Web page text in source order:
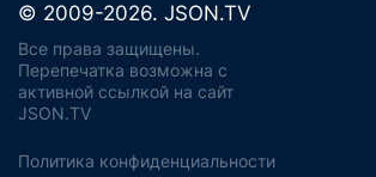
© 2009-2026. JSON.TV
Все права защищены.
Перепечатка возможна с
активной ссылкой на сайт
JSON.TV
Политика конфиденциальности